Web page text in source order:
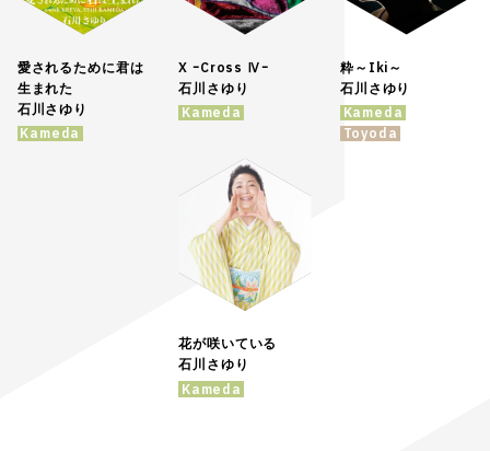
愛されるために君は
生まれた
石川さゆり
Kameda
X ｰCross Ⅳｰ
石川さゆり
Kameda
粋～Iki～
石川さゆり
Kameda
Toyoda
花が咲いている
石川さゆり
Kameda